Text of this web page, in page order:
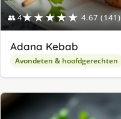
👥 4★★★★★ 4.67 (141)
Adana Kebab
Avondeten & hoofdgerechten